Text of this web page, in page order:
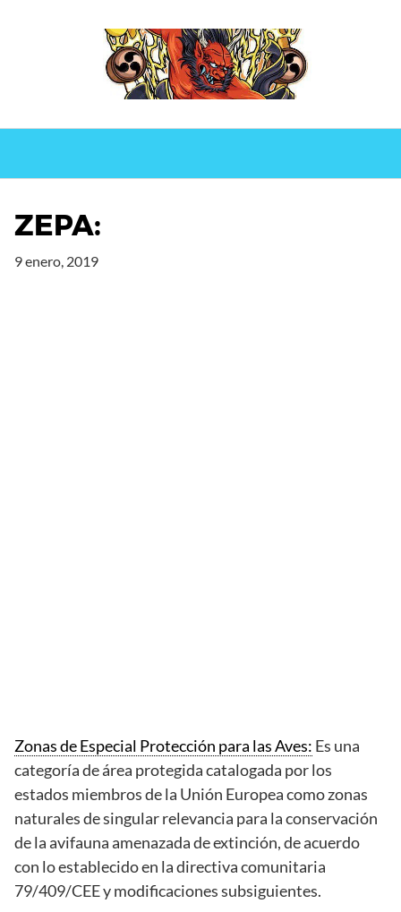
ZEPA:
9 enero, 2019
Zonas de Especial Protección para las Aves: Es una
categoría de área protegida catalogada por los
estados miembros de la Unión Europea como zonas
naturales de singular relevancia para la conservación
de la avifauna amenazada de extinción, de acuerdo
con lo establecido en la directiva comunitaria
79/409/CEE y modificaciones subsiguientes.